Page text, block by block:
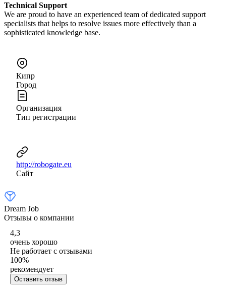
Technical Support
We are proud to have an experienced team of dedicated support
specialists that helps to resolve issues more effectively than a
sophisticated knowledge base.
Кипр
Город
Организация
Тип регистрации
http://robogate.eu
Сайт
Dream Job
Отзывы о компании
4,3
очень хорошо
Не работает с отзывами
100%
рекомендует
Оставить отзыв